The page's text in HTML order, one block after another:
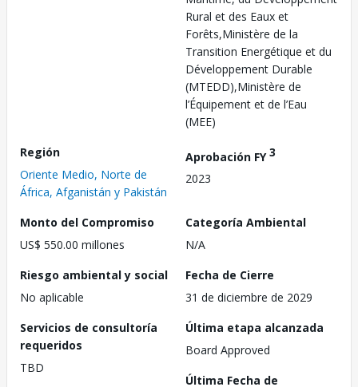
Rural et des Eaux et
Forêts,Ministère de la
Transition Energétique et du
Développement Durable
(MTEDD),Ministère de
l’Équipement et de l’Eau
(MEE)
Región
Oriente Medio, Norte de
África, Afganistán y Pakistán
Aprobación FY3
2023
Monto del Compromiso
US$ 550.00 millones
Categoría Ambiental
N/A
Riesgo ambiental y social
No aplicable
Fecha de Cierre
31 de diciembre de 2029
Servicios de consultoría
requeridos
TBD
Última etapa alcanzada
Board Approved
Última Fecha de